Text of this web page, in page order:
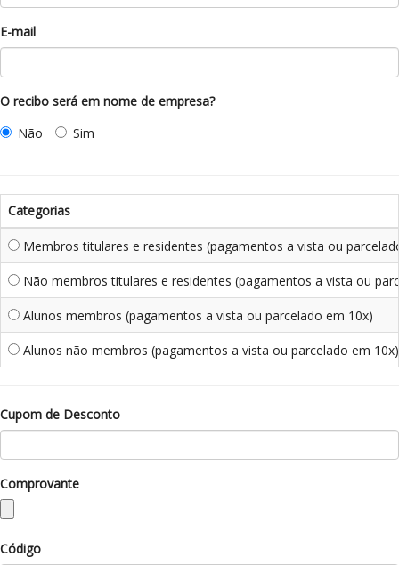
E-mail
O recibo será em nome de empresa?
Não
Sim
Categorias
Membros titulares e residentes (pagamentos a vista ou
Não membros titulares e residentes (pagamentos a vista ou
Alunos membros (pagamentos a vista ou parcelado em 10x)
Alunos não membros (pagamentos a vista ou parcelado em 10x)
Cupom de Desconto
Comprovante
Código